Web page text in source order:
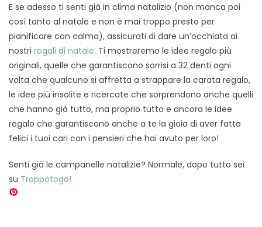
E se adesso ti senti già in clima natalizio (non manca poi
così tanto al natale e non è mai troppo presto per
pianificare con calma), assicurati di dare un’occhiata ai
nostri regali di natale. Ti mostreremo le idee regalo più
originali, quelle che garantiscono sorrisi a 32 denti ogni
volta che qualcuno si affretta a strappare la carata regalo,
le idee più insolite e ricercate che sorprendono anche quelli
che hanno già tutto, ma proprio tutto e ancora le idee
regalo che garantiscono anche a te la gioia di aver fatto
felici i tuoi cari con i pensieri che hai avuto per loro!
Senti già le campanelle natalizie? Normale, dopo tutto sei
su Troppotogo!